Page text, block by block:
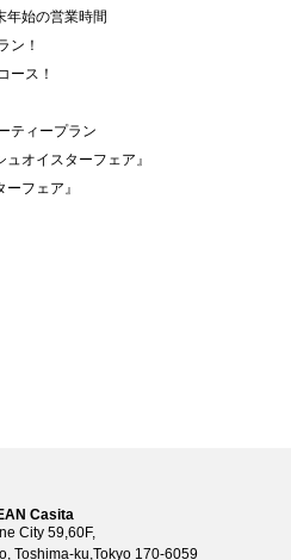
年始の営業時間
ン！
ース！
ティープラン
オイスターフェア』
フェア』
Casita
City 59,60F,
Toshima-ku,Tokyo 170-6059